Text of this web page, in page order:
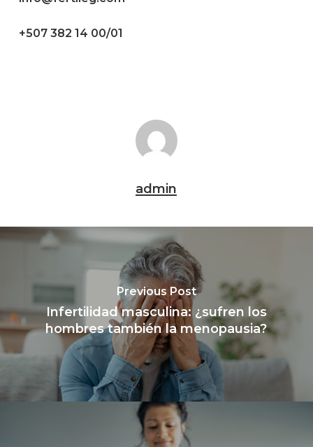
+507 382 14 00/01
admin
Previous Post
Infertilidad masculina: ¿sufren los
hombres también la menopausia?